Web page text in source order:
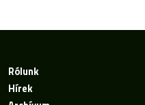
Rólunk
Hírek